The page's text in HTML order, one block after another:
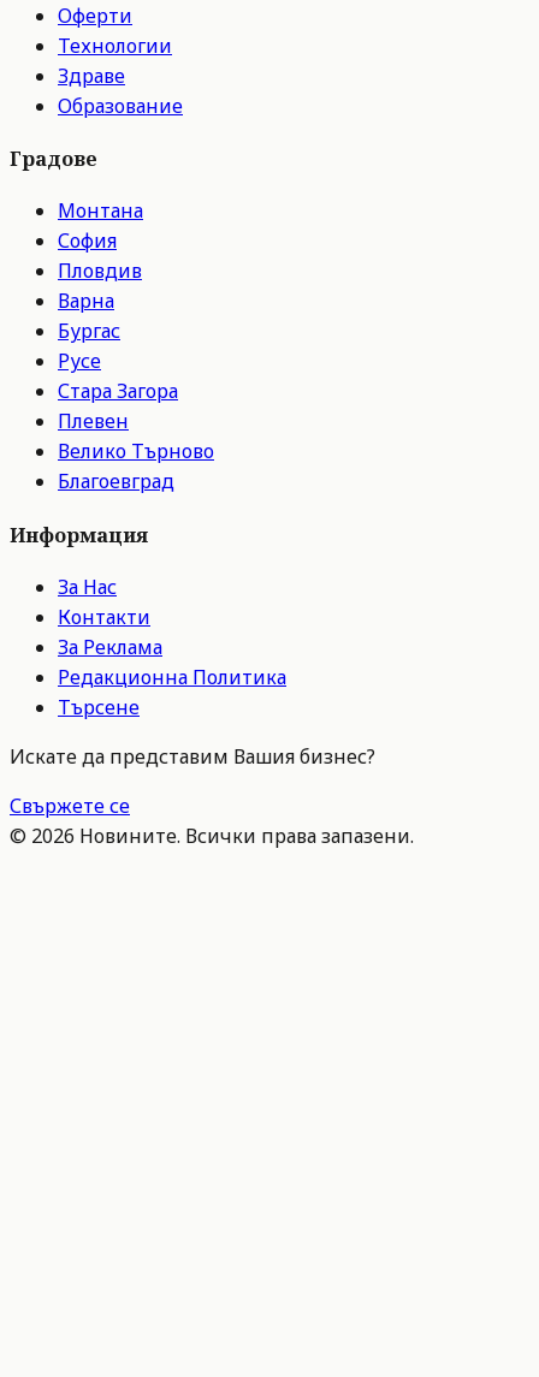
Оферти
Технологии
Здраве
Образование
Градове
Монтана
София
Пловдив
Варна
Бургас
Русе
Стара Загора
Плевен
Велико Търново
Благоевград
Информация
За Нас
Контакти
За Реклама
Редакционна Политика
Търсене
Искате да представим Вашия бизнес?
Свържете се
© 2026 Новините. Всички права запазени.